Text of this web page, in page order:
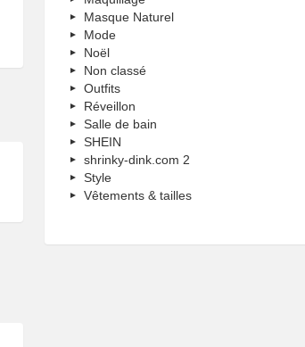
Masque Naturel
Mode
Noël
Non classé
Outfits
Réveillon
Salle de bain
SHEIN
shrinky-dink.com 2
Style
Vêtements & tailles